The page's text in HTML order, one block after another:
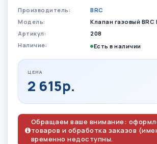
Производитель:
BRC
Модель:
Клапан газовый BRC
Артикул:
208
Наличие:
Есть в наличии
ЦЕНА
2 615р.
Обращаем ваше внимание:
товаров и обработка заказов
временно недоступны.